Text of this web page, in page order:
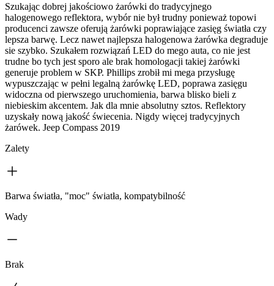
Szukając dobrej jakościowo żarówki do tradycyjnego
halogenowego reflektora, wybór nie był trudny ponieważ topowi
producenci zawsze oferują żarówki poprawiające zasięg światła czy
lepsza barwę. Lecz nawet najlepsza halogenowa żarówka degraduje
sie szybko. Szukałem rozwiązań LED do mego auta, co nie jest
trudne bo tych jest sporo ale brak homologacji takiej żarówki
generuje problem w SKP. Phillips zrobił mi mega przysługę
wypuszczając w pełni legalną żarówkę LED, poprawa zasięgu
widoczna od pierwszego uruchomienia, barwa blisko bieli z
niebieskim akcentem. Jak dla mnie absolutny sztos. Reflektory
uzyskały nową jakość świecenia. Nigdy więcej tradycyjnych
żarówek. Jeep Compass 2019
Zalety
Barwa światła, "moc" światła, kompatybilność
Wady
Brak